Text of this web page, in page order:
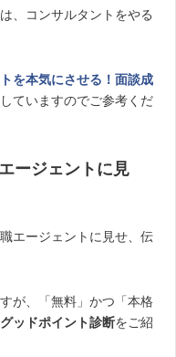
、コンサルタントをやる
を本気にさせる！面談成
ていますのでご参考くだ
ージェントに見
エージェントに見せ、伝
が、「無料」かつ「本格
グッドポイント診断をご紹